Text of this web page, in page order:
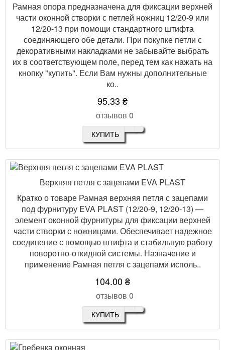
Рамная опора предназначена для фиксации верхней
части оконной створки с петлей ножниц 12/20-9 или
12/20-13 при помощи стандартного штифта
соединяющего обе детали. При покупке петли с
декоративными накладками не забывайте выбрать
их в соответствующем поле, перед тем как нажать на
кнопку "купить". Если Вам нужны дополнительные
ко..
95.33 ₴
отзывов 0
КУПИТЬ
Верхняя петля с зацепами EVA PLAST
Кратко о товаре Рамная верхняя петля с зацепами
под фурнитуру EVA PLAST (12/20-9, 12/20-13) —
элемент оконной фурнитуры для фиксации верхней
части створки с ножницами. Обеспечивает надежное
соединение с помощью штифта и стабильную работу
поворотно-откидной системы. Назначение и
применение Рамная петля с зацепами исполь..
104.00 ₴
отзывов 0
КУПИТЬ